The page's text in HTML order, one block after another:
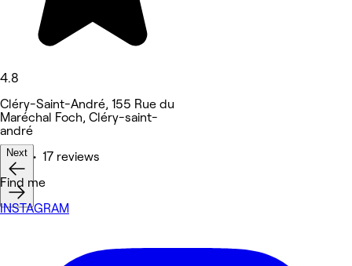
4.8
Cléry-Saint-André, 155 Rue du
Maréchal Foch, Cléry-saint-
andré
Nails • 17 reviews
Next
Find me
INSTAGRAM